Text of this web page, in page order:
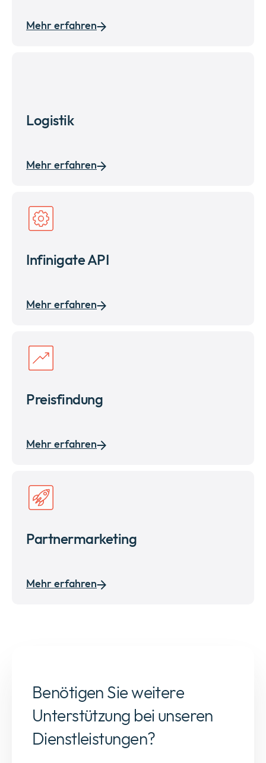
Mehr erfahren
Logistik
Mehr erfahren
Infinigate API
Mehr erfahren
Preisfindung
Mehr erfahren
Partnermarketing
Mehr erfahren
Benötigen Sie weitere
Unterstützung bei unseren
Dienstleistungen?